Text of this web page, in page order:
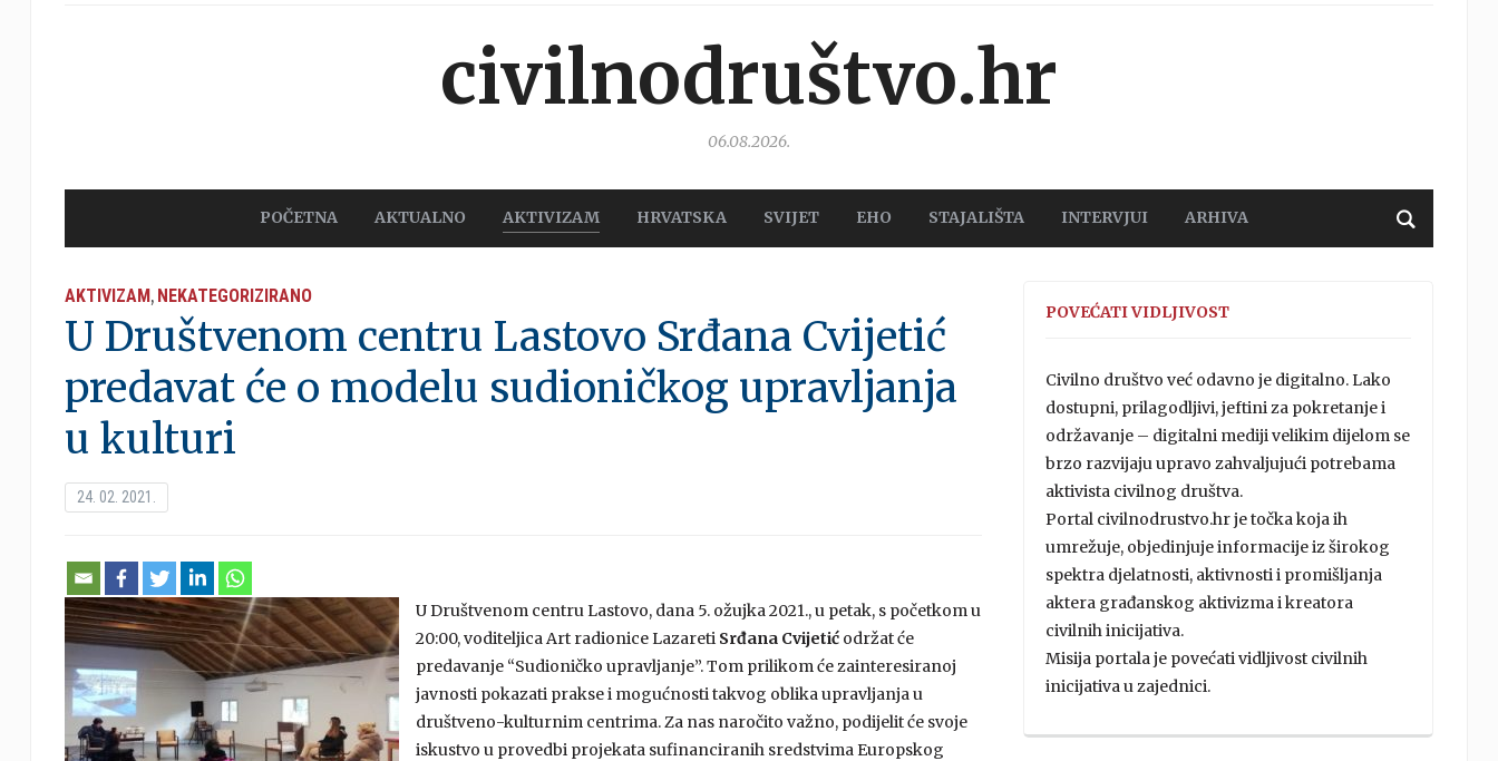
civilnodruštvo.hr
06.08.2026.
POČETNA AKTUALNO AKTIVIZAM HRVATSKA SVIJET EHO STAJALIŠTA INTERVJUI ARHIVA
AKTIVIZAM, NEKATEGORIZIRANO
U Društvenom centru Lastovo Srđana Cvijetić
predavat će o modelu sudioničkog upravljanja
u kulturi
24. 02. 2021.
U Društvenom centru Lastovo, dana 5. ožujka 2021., u petak, s početkom u
20:00, voditeljica Art radionice Lazareti Srđana Cvijetićodržat će
predavanje “Sudioničko upravljanje”. Tom prilikom će zainteresiranoj
javnosti pokazati prakse i mogućnosti takvog oblika upravljanja u
društveno-kulturnim centrima. Za nas naročito važno, podijelit će svoje
iskustvo u provedbi projekata sufinanciranih sredstvima Europskog
POVEĆATI VIDLJIVOST
Civilno društvo već odavno je digitalno. Lako
dostupni, prilagodljivi, jeftini za pokretanje i
održavanje – digitalni mediji velikim dijelom se
brzo razvijaju upravo zahvaljujući potrebama
aktivista civilnog društva.
Portal civilnodrustvo.hr je točka koja ih
umrežuje, objedinjuje informacije iz širokog
spektra djelatnosti, aktivnosti i promišljanja
aktera građanskog aktivizma i kreatora
civilnih inicijativa.
Misija portala je povećati vidljivost civilnih
inicijativa u zajednici.